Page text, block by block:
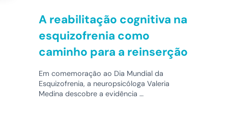
A reabilitação cognitiva na
esquizofrenia como
caminho para a reinserção
Em comemoração ao Dia Mundial da
Esquizofrenia, a neuropsicóloga Valeria
Medina descobre a evidência …